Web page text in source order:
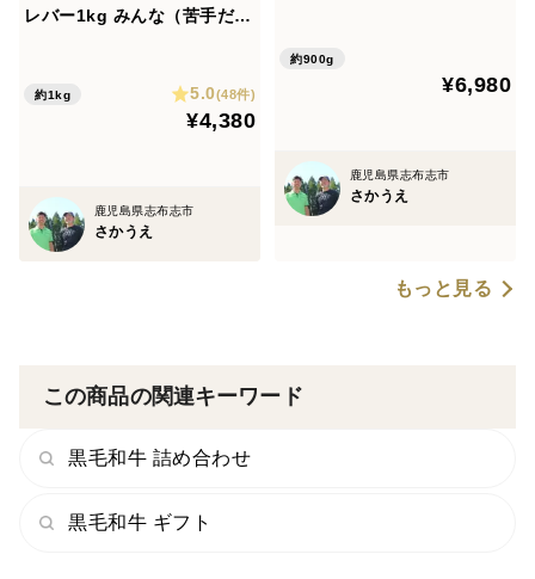
レバー1kg みんな（苦手だっ
約1kg 5.0(48件)
¥4,380
鹿児島県志布志市
さかうえ
身・とうがらし・リブロー
ス・ホルモンミックス）自然
約900g
¥6,980
鹿児島県志布志市
さかうえ
もっと見る
この商品の関連キーワード
黒毛和牛 詰め合わせ
黒毛和牛 ギフト